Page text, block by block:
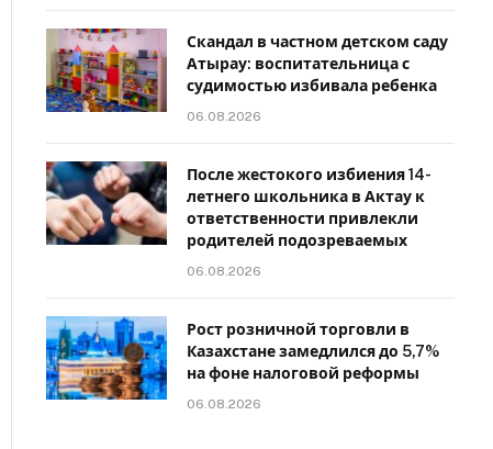
Скандал в частном детском саду
Атырау: воспитательница с
судимостью избивала ребенка
06.08.2026
После жестокого избиения 14-
летнего школьника в Актау к
ответственности привлекли
родителей подозреваемых
06.08.2026
Рост розничной торговли в
Казахстане замедлился до 5,7%
на фоне налоговой реформы
06.08.2026